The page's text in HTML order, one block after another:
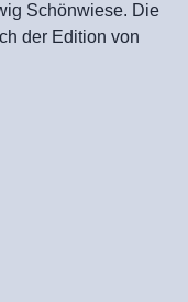
Schönwiese. Die
der Edition von